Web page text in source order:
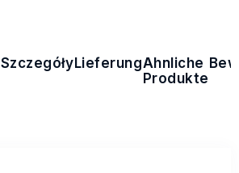
SzczegółyLieferungÄhnliche
Produkte